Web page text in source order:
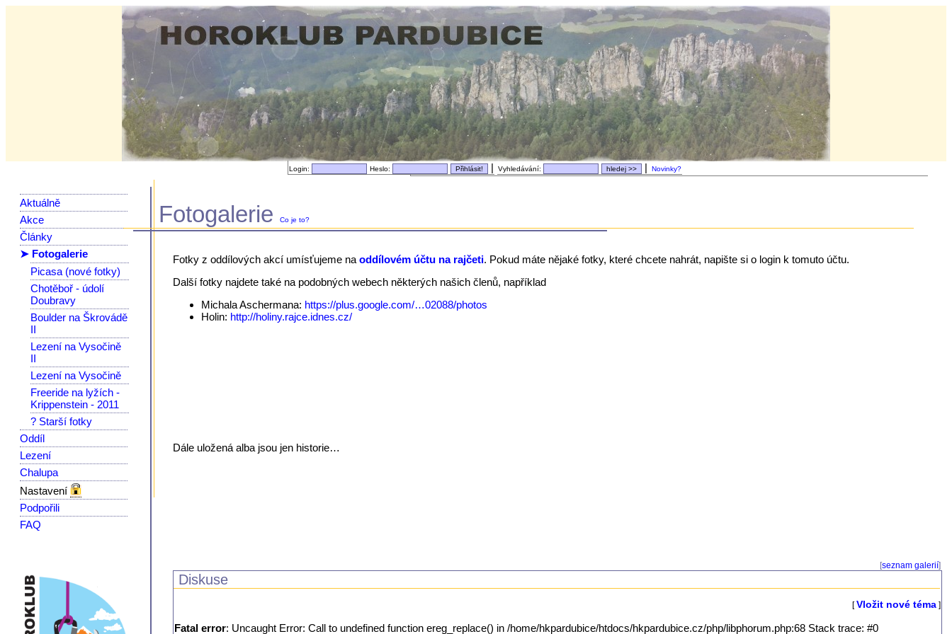
Login: Heslo: | Vyhledávání: | Novinky?
Aktuálně
Akce
Články
➤ Fotogalerie
Picasa (nové fotky)
Chotěboř - údolí
Doubravy
Boulder na Škrovádě
II
Lezení na Vysočině
II
Lezení na Vysočině
Freeride na lyžích -
Krippenstein - 2011
? Starší fotky
Oddíl
Lezení
Chalupa
Nastavení
Podpořili
FAQ
Fotogalerie Co je to?
Fotky z oddílových akcí umísťujeme na oddílovém účtu na rajčeti. Pokud máte nějaké fotky, které chcete nahrát, napište si o login k tomuto účtu.
Další fotky najdete také na podobných webech některých našich členů, například
Michala Aschermana: https://plus.google.com/…02088/photos
Holin: http://holiny.rajce.idnes.cz/
Dále uložená alba jsou jen historie…
[seznam galerií]
Diskuse
[Vložit nové téma]
Fatal error: Uncaught Error: Call to undefined function ereg_replace() in /home/hkpardubice/htdocs/hkpardubice.cz/php/libphorum.php:68 Stack trace: #0